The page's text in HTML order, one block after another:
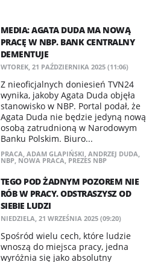
MEDIA: AGATA DUDA MA NOWĄ
PRACĘ W NBP. BANK CENTRALNY
DEMENTUJE
WTOREK, 21 PAŹDZIERNIKA 2025 (11:06)
Z nieoficjalnych doniesień TVN24
wynika, jakoby Agata Duda objęła
stanowisko w NBP. Portal podał, że
Agata Duda nie będzie jedyną nową
osobą zatrudnioną w Narodowym
Banku Polskim. Biuro...
PRACA, ADAM GLAPIŃSKI, ANDRZEJ DUDA,
NBP, NOWA PRACA, PREZES NBP
TEGO POD ŻADNYM POZOREM NIE
RÓB W PRACY. ODSTRASZYSZ OD
SIEBIE LUDZI
NIEDZIELA, 21 WRZEŚNIA 2025 (09:20)
Spośród wielu cech, które ludzie
wnoszą do miejsca pracy, jedna
wyróżnia się jako absolutny